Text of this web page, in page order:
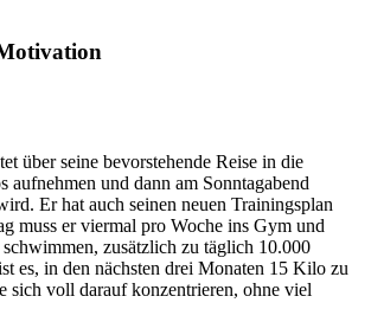
über seine bevorstehende Reise in die
aufnehmen und dann am Sonntagabend
Er hat auch seinen neuen Trainingsplan
muss er viermal pro Woche ins Gym und
zusätzlich zu täglich 10.000
es, in den nächsten drei Monaten 15 Kilo zu
sich voll darauf konzentrieren, ohne viel